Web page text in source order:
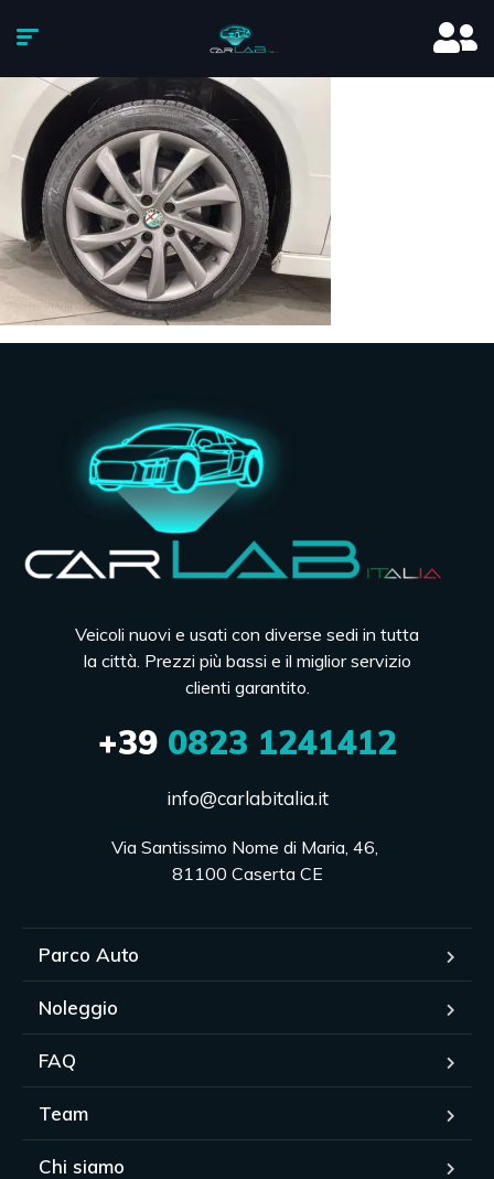
Veicoli nuovi e usati con diverse sedi in tutta
la città. Prezzi più bassi e il miglior servizio
clienti garantito.
+390823 1241412
info@carlabitalia.it
Via Santissimo Nome di Maria, 46,
81100 Caserta CE
Parco Auto
Noleggio
FAQ
Team
Chi siamo